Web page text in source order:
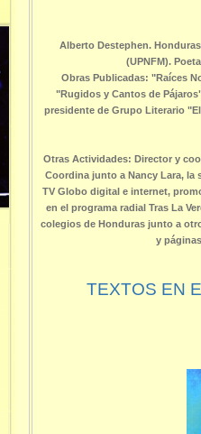
Alberto Destephen.
(UPNFM).
Obras Publicadas: "Raíces
"Rugidos y Cantos de
presidente de Grupo Literario
Otras Actividades: Director y
Coordina junto a Nancy Lara, la
TV Globo digital e internet,
en el programa radial Tras La
colegios de Honduras junto a
y
TEXTOS EN